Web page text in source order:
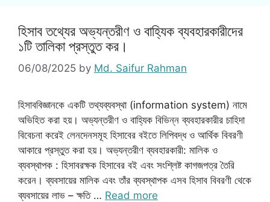
হিসাব তথ্যের অভ্যন্তরীণ ও বাহ্যিক ব্যবহারকারীদের
১টি তালিকা প্রস্তুত কর।
06/08/2025 by Md. Saifur Rahman
হিসাববিজ্ঞানকে একটি তথ্যব্যবস্থা (information system) নামে
অভিহিত করা হয়। অভ্যন্তরীণ ও বাহ্যিক বিভিন্ন ব্যবহারকারীর চাহিদা
বিবেচনা করেই লেনদেনসমূহ হিসাবের বইতে লিপিবদ্ধ ও আর্থিক বিবরণী
আকারে প্রস্তুত করা হয়। অভ্যন্তরীণ ব্যবহারকারী: মালিক ও
ব্যবস্থাপক : হিসাবরক্ষক হিসাবের বই এবং সংশ্লিষ্ট কাগজপত্র তৈরি
করেন। ব্যবসায়ের মালিক এবং তাঁর ব্যবস্থাপক এসব হিসাব বিবরণী থেকে
ব্যবসায়ের লাভ – ক্ষতি … Read more